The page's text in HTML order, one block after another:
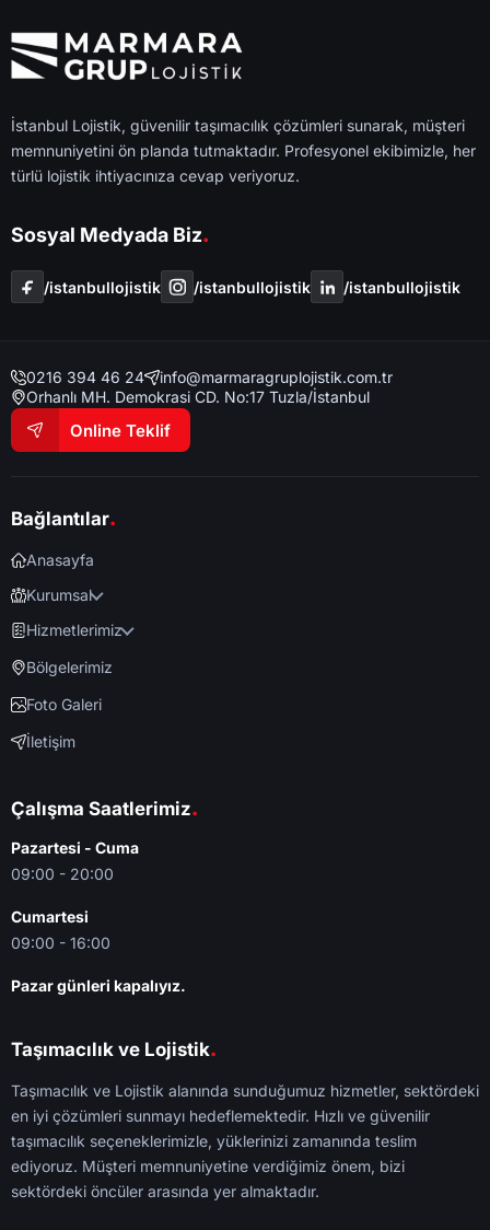
İstanbul Lojistik, güvenilir taşımacılık çözümleri sunarak, müşteri
memnuniyetini ön planda tutmaktadır. Profesyonel ekibimizle, her
türlü lojistik ihtiyacınıza cevap veriyoruz.
Sosyal Medyada Biz.
/i̇stanbullojistik /i̇stanbullojistik /i̇stanbullojistik
0216 394 46 24
info@marmaragruplojistik.com.tr
Orhanlı MH. Demokrasi CD. No:17 Tuzla/İstanbul
Online Teklif
Bağlantılar.
Anasayfa
Kurumsal
Hizmetlerimiz
Bölgelerimiz
Foto Galeri
İletişim
Çalışma Saatlerimiz.
Pazartesi - Cuma
09:00 - 20:00
Cumartesi
09:00 - 16:00
Pazar günleri kapalıyız.
Taşımacılık ve Lojistik.
Taşımacılık ve Lojistik alanında sunduğumuz hizmetler, sektördeki
en iyi çözümleri sunmayı hedeflemektedir. Hızlı ve güvenilir
taşımacılık seçeneklerimizle, yüklerinizi zamanında teslim
ediyoruz. Müşteri memnuniyetine verdiğimiz önem, bizi
sektördeki öncüler arasında yer almaktadır.